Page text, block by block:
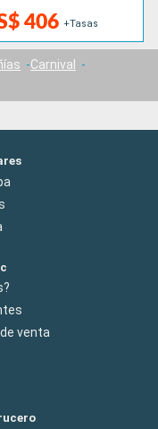
406 +Tasas
Carnival
venta